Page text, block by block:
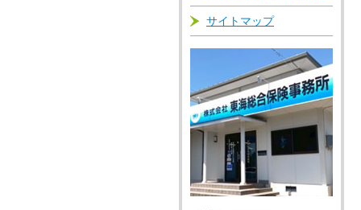
サイトマップ